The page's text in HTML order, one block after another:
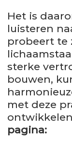
Het is
luisteren
probeert te
sterke
bouwen,
met deze
pagina: